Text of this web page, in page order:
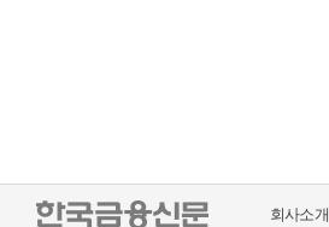
회사소개